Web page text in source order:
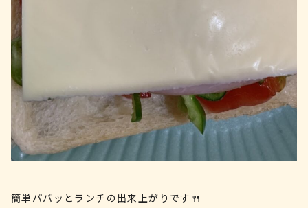
簡単パパッとランチの出来上がりです🍴